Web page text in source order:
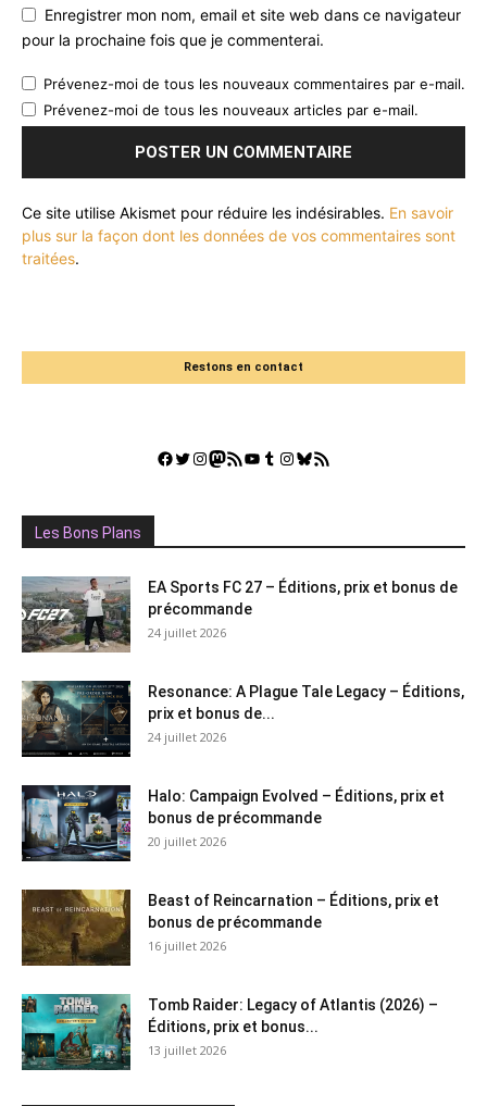
Enregistrer mon nom, email et site web dans ce navigateur
pour la prochaine fois que je commenterai.
Prévenez-moi de tous les nouveaux commentaires par e-mail.
Prévenez-moi de tous les nouveaux articles par e-mail.
Ce site utilise Akismet pour réduire les indésirables. En savoir
plus sur la façon dont les données de vos commentaires sont
traitées.
Restons en contact
Facebook
Twitter
Instagram
Mastodon
Flux RSSYouTube
Tumblr
Instagram
Bluesky
GestGame
Les Bons Plans
EA Sports FC 27 – Éditions, prix et bonus de
précommande
24 juillet 2026
Resonance: A Plague Tale Legacy – Éditions,
prix et bonus de...
24 juillet 2026
Halo: Campaign Evolved – Éditions, prix et
bonus de précommande
20 juillet 2026
Beast of Reincarnation – Éditions, prix et
bonus de précommande
16 juillet 2026
Tomb Raider: Legacy of Atlantis (2026) –
Éditions, prix et bonus...
13 juillet 2026